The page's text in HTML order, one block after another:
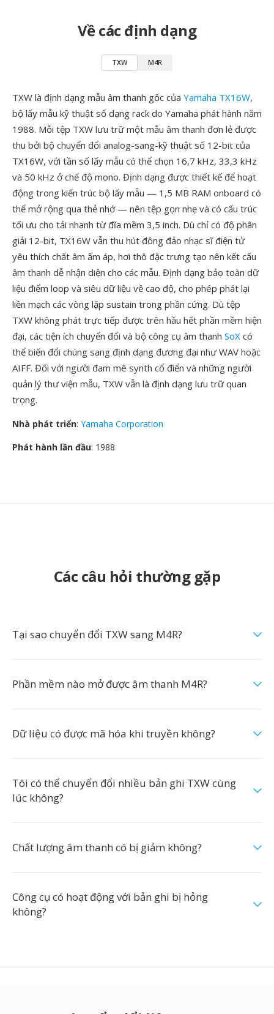
Về các định dạng
TXW M4R
TXW là định dạng mẫu âm thanh gốc của Yamaha TX16W,
bộ lấy mẫu kỹ thuật số dạng rack do Yamaha phát hành năm
1988. Mỗi tệp TXW lưu trữ một mẫu âm thanh đơn lẻ được
thu bởi bộ chuyển đổi analog-sang-kỹ thuật số 12-bit của
TX16W, với tần số lấy mẫu có thể chọn 16,7 kHz, 33,3 kHz
và 50 kHz ở chế độ mono. Định dạng được thiết kế để hoạt
động trong kiến trúc bộ lấy mẫu — 1,5 MB RAM onboard có
thể mở rộng qua thẻ nhớ — nên tệp gọn nhẹ và có cấu trúc
tối ưu cho tải nhanh từ đĩa mềm 3,5 inch. Dù chỉ có độ phân
giải 12-bit, TX16W vẫn thu hút đông đảo nhạc sĩ điện tử
yêu thích chất âm ấm áp, hơi thô đặc trưng tạo nên kết cấu
âm thanh dễ nhận diện cho các mẫu. Định dạng bảo toàn dữ
liệu điểm loop và siêu dữ liệu về cao độ, cho phép phát lại
liền mạch các vòng lặp sustain trong phần cứng. Dù tệp
TXW không phát trực tiếp được trên hầu hết phần mềm hiện
đại, các tiện ích chuyển đổi và bộ công cụ âm thanh SoX có
thể biến đổi chúng sang định dạng đương đại như WAV hoặc
AIFF. Đối với người đam mê synth cổ điển và những người
quản lý thư viện mẫu, TXW vẫn là định dạng lưu trữ quan
trọng.
Nhà phát triển: Yamaha Corporation
Phát hành lần đầu: 1988
Các câu hỏi thường gặp
Tại sao chuyển đổi TXW sang M4R?
Phần mềm nào mở được âm thanh M4R?
Dữ liệu có được mã hóa khi truyền không?
Tôi có thể chuyển đổi nhiều bản ghi TXW cùng
lúc không?
Chất lượng âm thanh có bị giảm không?
Công cụ có hoạt động với bản ghi bị hỏng
không?